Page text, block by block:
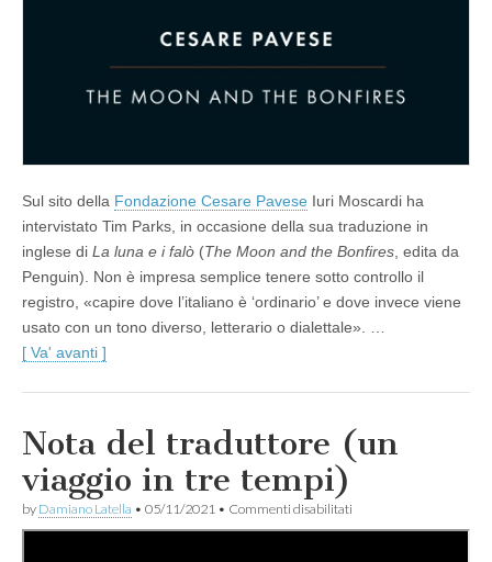
Sul sito della Fondazione Cesare Pavese Iuri Moscardi ha
intervistato Tim Parks, in occasione della sua traduzione in
inglese di La luna e i falò (The Moon and the Bonfires , edita da
Penguin). Non è impresa semplice tenere sotto controllo il
registro, «capire dove l’italiano è ‘ordinario’ e dove invece viene
usato con un tono diverso, letterario o dialettale». …
[ Va' avanti ]
Nota del traduttore (un
viaggio in tre tempi)
by Damiano Latella • 05/11/2021 • Commenti disabilitati